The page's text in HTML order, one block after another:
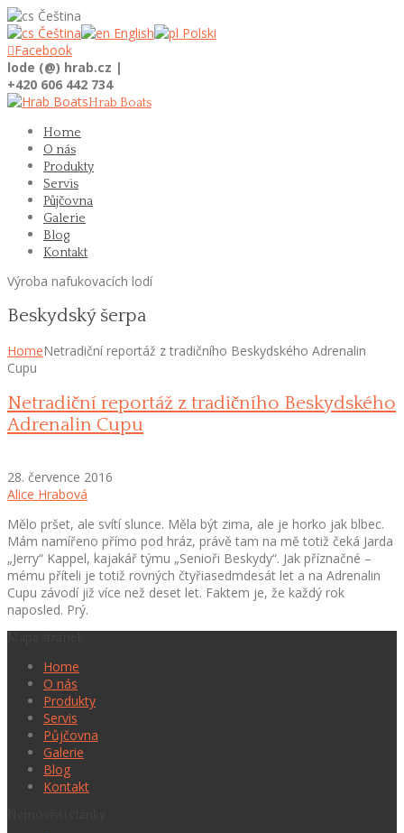
Čeština
Čeština
English
Polski
Facebook
lode (@) hrab.cz |
+420 606 442 734
Hrab Boats
Home
O nás
Produkty
Servis
Půjčovna
Galerie
Blog
Kontakt
Výroba nafukovacích lodí
Beskydský šerpa
HomeNetradiční reportáž z tradičního Beskydského Adrenalin
Cupu
Netradiční reportáž z tradičního Beskydského
Adrenalin Cupu
28. července 2016
Alice Hrabová
Mělo pršet, ale svítí slunce. Měla být zima, ale je horko jak blbec.
Mám namířeno přímo pod hráz, právě tam na mě totiž čeká Jarda
„Jerry“ Kappel, kajakář týmu „Senioři Beskydy“. Jak příznačné –
mému příteli je totiž rovných čtyřiasedmdesát let a na Adrenalin
Cupu závodí již více než deset let. Faktem je, že každý rok
naposled. Prý.
Home
O nás
Produkty
Servis
Půjčovna
Galerie
Blog
Kontakt